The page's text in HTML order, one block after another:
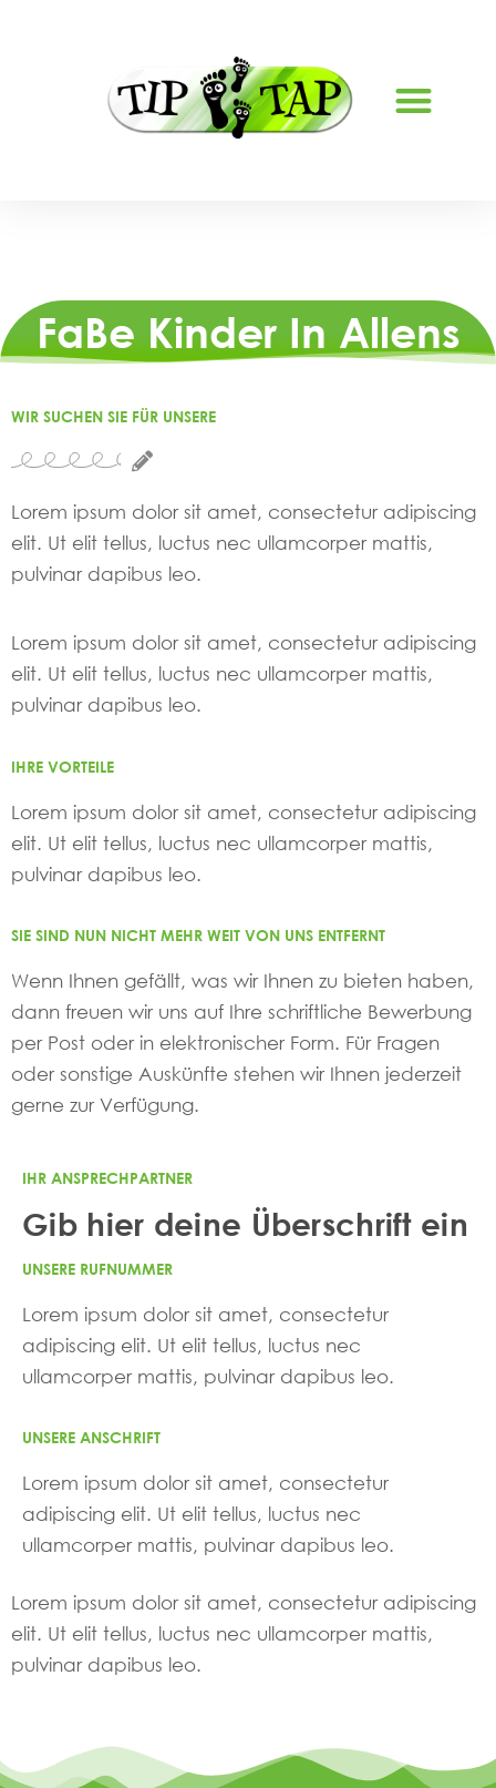
FaBe Kinder In Allens
WIR SUCHEN SIE FÜR UNSERE
Lorem ipsum dolor sit amet, consectetur adipiscing
elit. Ut elit tellus, luctus nec ullamcorper mattis,
pulvinar dapibus leo.
Lorem ipsum dolor sit amet, consectetur adipiscing
elit. Ut elit tellus, luctus nec ullamcorper mattis,
pulvinar dapibus leo.
IHRE VORTEILE
Lorem ipsum dolor sit amet, consectetur adipiscing
elit. Ut elit tellus, luctus nec ullamcorper mattis,
pulvinar dapibus leo.
SIE SIND NUN NICHT MEHR WEIT VON UNS ENTFERNT
Wenn Ihnen gefällt, was wir Ihnen zu bieten haben,
dann freuen wir uns auf Ihre schriftliche Bewerbung
per Post oder in elektronischer Form. Für Fragen
oder sonstige Auskünfte stehen wir Ihnen jederzeit
gerne zur Verfügung.
IHR ANSPRECHPARTNER
Gib hier deine Überschrift ein
UNSERE RUFNUMMER
Lorem ipsum dolor sit amet, consectetur
adipiscing elit. Ut elit tellus, luctus nec
ullamcorper mattis, pulvinar dapibus leo.
UNSERE ANSCHRIFT
Lorem ipsum dolor sit amet, consectetur
adipiscing elit. Ut elit tellus, luctus nec
ullamcorper mattis, pulvinar dapibus leo.
Lorem ipsum dolor sit amet, consectetur adipiscing
elit. Ut elit tellus, luctus nec ullamcorper mattis,
pulvinar dapibus leo.